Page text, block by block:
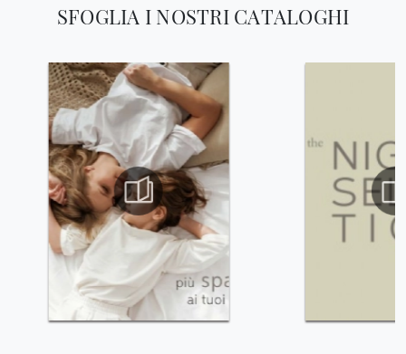
SFOGLIA I NOSTRI CATALOGHI